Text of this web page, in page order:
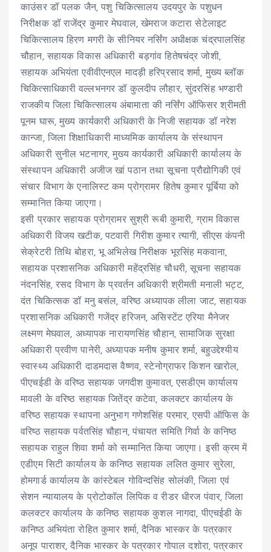
काउंसर डॉ पलक जैन, पशु चिकित्सालय उदयपुर के पशुधन
निरीक्षक डॉ राजेंद्र कुमार मेघवाल, खेमराज कटारा सेटेलाइट
चिकित्सालय हिरण मगरी के सीनियर नर्सिंग अधीक्षक चंद्रपालसिंह
चौहान, सहायक विकास अधिकारी बड़गांव हितेषचंद्र जोशी,
सहायक अभियंता एवीवीएनएल मादड़ी हरिप्रसाद शर्मा, मुख्य ब्लॉक
चिकित्साधिकारी वल्लभनगर डॉ कुलदीप लौहार, सुंदरसिंह भण्डारी
राजकीय जिला चिकित्सालय अंबामाता की नर्सिंग ऑफिसर श्रीमती
पूनम घारू, मुख्य कार्यकारी अधिकारी के निजी सहायक डॉ नरेश
कान्जा, जिला शिक्षाधिकारी माध्यमिक कार्यालय के संस्थापन
अधिकारी सुनील भटनागर, मुख्य कार्यकारी अधिकारी कार्यालय के
संस्थापन अधिकारी अजीज खां पठान तथा सूचना प्रौद्योगिकी एवं
संचार विभाग के एनालिस्ट कम प्रोग्रामर हितेष कुमार पूर्बिया को
सम्मानित किया जाएगा।
इसी प्रकार सहायक प्रोग्रामर सुश्री रूबी कुमारी, ग्राम विकास
अधिकारी विजय खटीक, पटवारी गिरीश कुमार त्यागी, सीएस कंपनी
सेक्रेटरी तिथि बोहरा, भू अभिलेख निरीक्षक भूरसिंह मकवाना,
सहायक प्रशासनिक अधिकारी महेंद्रसिंह चौधरी, सूचना सहायक
नंदनसिंह, रसद विभाग के प्रवर्तन अधिकारी श्रीमती मनाली भट्ट,
दंत चिकित्सक डॉ मनु बसंल, वरिष्ठ अध्यापक लीला जाट, सहायक
प्रशासनिक अधिकारी गजेंद्र हरिजन, असिस्टेंट एरिया मैनेजर
लक्ष्मण मेघवाल, अध्यापक नारायणसिंह चौहान, सामाजिक सुरक्षा
अधिकारी प्रवीण पानेरी, अध्यापक मनीष कुमार शर्मा, बहुउद्देश्यीय
स्वास्थ्य अधिकारी दाडमदास वैष्णव, स्टेनोग्राफर किशन खारोल,
पीएचईडी के वरिष्ठ सहायक जगदीश कुमावत, एसडीएम कार्यालय
मावली के वरिष्ठ सहायक जितेंद्र कटेवा, कलक्टर कार्यालय के
वरिष्ठ सहायक स्थापना अनुभाग गणेशसिंह परमार, एसपी ऑफिस के
वरिष्ठ सहायक पर्वतसिंह चौहान, पंचायत समिति गिर्वा के कनिष्ठ
सहायक राहुल शिवा शर्मा को सम्मानित किया जाएगा। इसी क्रम में
एडीएम सिटी कार्यालय के कनिष्ठ सहायक ललित कुमार सुरेला,
होमगार्ड कार्यालय के कांस्टेबल गोविन्दसिंह सोलंकी, जिला एवं
सेशन न्यायालय के प्रोटोकॉल लिपिक व रीडर धीरज पंवार, जिला
कलक्टर कार्यालय के कनिष्ठ सहायक कुशल नागदा, पीएचईडी के
कनिष्ठ अभियंता रोहित कुमार शर्मा, दैनिक भास्कर के पत्रकार
अनूप पाराशर, दैनिक भास्कर के पत्रकार गोपाल दशोरा, पत्रकार